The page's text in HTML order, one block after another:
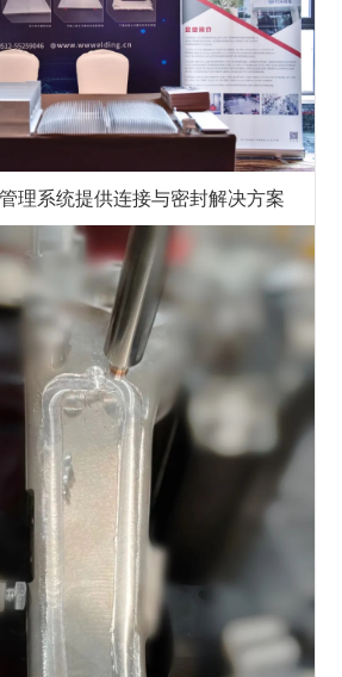
理系统提供连接与密封解决方案